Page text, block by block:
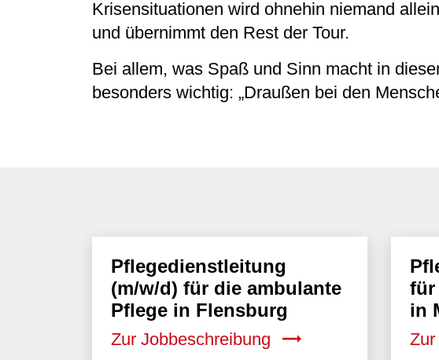
Krisensituationen wird ohnehin niemand
und übernimmt den Rest der Tour.
Bei allem, was Spaß und Sinn macht in
besonders wichtig: „Draußen bei den
Pflegedienstleitung
(m/w/d) für die ambulante
Pflege in Flensburg
Zur Jobbeschreibung
für
in